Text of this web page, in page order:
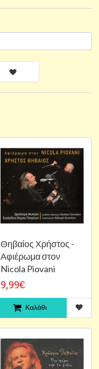
Θηβαίος Χρήστος -
Αφιέρωμα στον
Nicola Piovani
9,99€
Καλάθι